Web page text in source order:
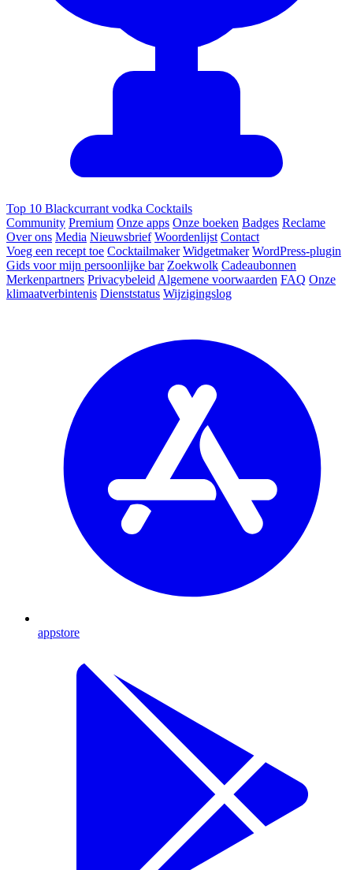
Top 10 Blackcurrant vodka Cocktails
Community Premium Onze apps Onze boeken Badges Reclame
Over ons Media Nieuwsbrief Woordenlijst Contact
Voeg een recept toe Cocktailmaker Widgetmaker WordPress-plugin
Gids voor mijn persoonlijke bar Zoekwolk Cadeaubonnen
Merkenpartners Privacybeleid Algemene voorwaarden FAQ Onze
klimaatverbintenis Dienststatus Wijzigingslog
appstore